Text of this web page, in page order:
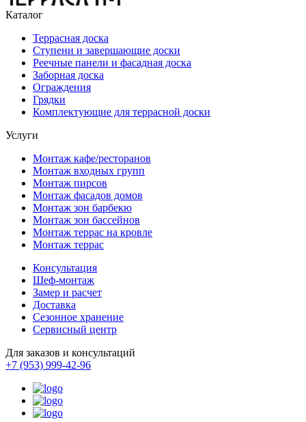
Каталог
Террасная доска
Ступени и завершающие доски
Реечные панели и фасадная доска
Заборная доска
Ограждения
Грядки
Комплектующие для террасной доски
Услуги
Монтаж кафе/ресторанов
Монтаж входных групп
Монтаж пирсов
Монтаж фасадов домов
Монтаж зон барбекю
Монтаж зон бассейнов
Монтаж террас на кровле
Монтаж террас
Консультация
Шеф-монтаж
Замер и расчет
Доставка
Сезонное хранение
Сервисный центр
Для заказов и консультаций
+7 (953) 999-42-96